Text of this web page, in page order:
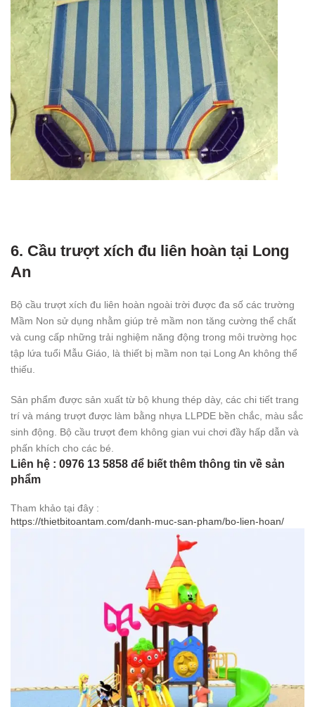
6. Cầu trượt xích đu liên hoàn tại Long
An
Bộ cầu trượt xích đu liên hoàn ngoài trời được đa số các trường
Mầm Non sử dụng nhằm giúp trẻ mầm non tăng cường thể chất
và cung cấp những trải nghiệm năng động trong môi trường học
tập lứa tuổi Mẫu Giáo, là thiết bị mầm non tại Long An không thể
thiếu.
Sản phẩm được sản xuất từ bộ khung thép dày, các chi tiết trang
trí và máng trượt được làm bằng nhựa LLPDE bền chắc, màu sắc
sinh động. Bộ cầu trượt đem không gian vui chơi đầy hấp dẫn và
phấn khích cho các bé.
Liên hệ : 0976 13 5858 để biết thêm thông tin về sản
phẩm
Tham khảo tại đây :
https://thietbitoantam.com/danh-muc-san-pham/bo-lien-hoan/